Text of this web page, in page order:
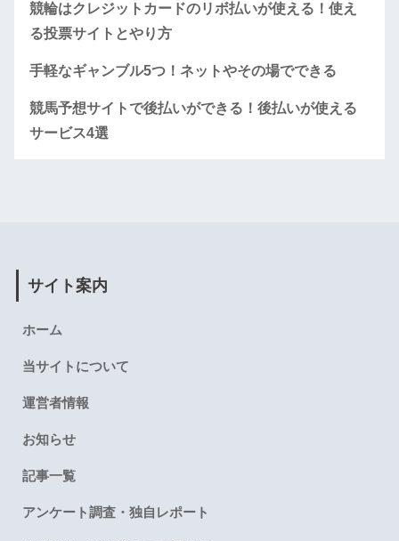
競輪はクレジットカードのリボ払いが使える！使え
る投票サイトとやり方
手軽なギャンブル5つ！ネットやその場でできる
競馬予想サイトで後払いができる！後払いが使える
サービス4選
サイト案内
ホーム
当サイトについて
運営者情報
お知らせ
記事一覧
アンケート調査・独自レポート